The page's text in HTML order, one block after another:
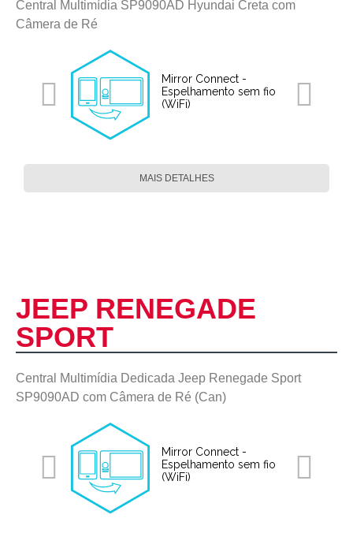
Central Multimídia SP9090AD Hyundai Creta com
Câmera de Ré
Mirror Connect -
Espelhamento sem fio
(WiFi)
MAIS DETALHES
JEEP RENEGADE
SPORT
Central Multimídia Dedicada Jeep Renegade Sport
SP9090AD com Câmera de Ré (Can)
Mirror Connect -
Espelhamento sem fio
(WiFi)